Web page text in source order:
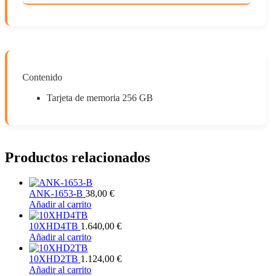
Contenido
Tarjeta de memoria 256 GB
Productos relacionados
ANK-1653-B 38,00 €
Añadir al carrito
10XHD4TB 1.640,00 €
Añadir al carrito
10XHD2TB 1.124,00 €
Añadir al carrito